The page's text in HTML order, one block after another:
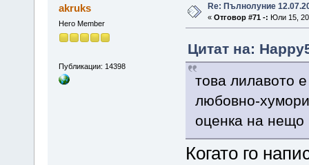
akruks
Hero Member
Публикации: 14398
Re: Пълнолуние
« Отговор #71 -: Юли 15,
Цитат на:
това лилавото
любовно-
оценка на нещо
Когато го